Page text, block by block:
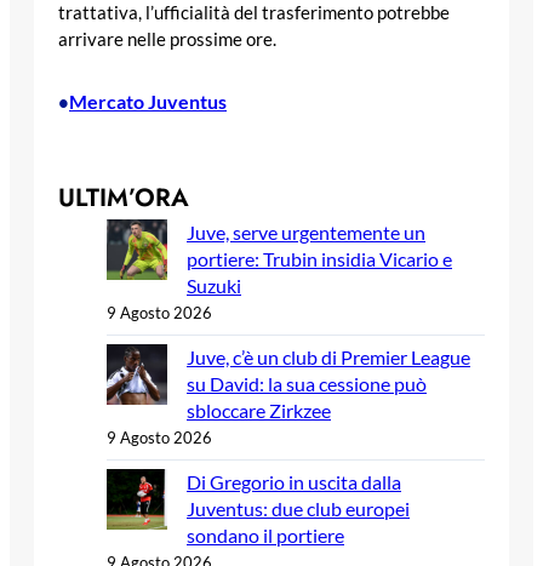
trattativa, l’ufficialità del trasferimento potrebbe
arrivare nelle prossime ore.
•Mercato Juventus
ULTIM’ORA
Juve, serve urgentemente un
portiere: Trubin insidia Vicario e
Suzuki
9 Agosto 2026
Juve, c’è un club di Premier League
su David: la sua cessione può
sbloccare Zirkzee
9 Agosto 2026
Di Gregorio in uscita dalla
Juventus: due club europei
sondano il portiere